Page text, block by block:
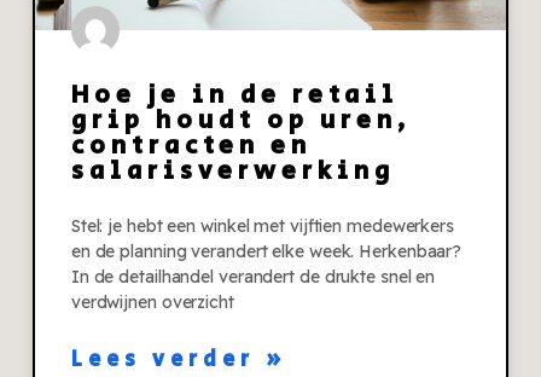
Hoe je in de retail
grip houdt op uren,
contracten en
salarisverwerking
Stel: je hebt een winkel met vijftien medewerkers
en de planning verandert elke week. Herkenbaar?
In de detailhandel verandert de drukte snel en
verdwijnen overzicht
Lees verder »